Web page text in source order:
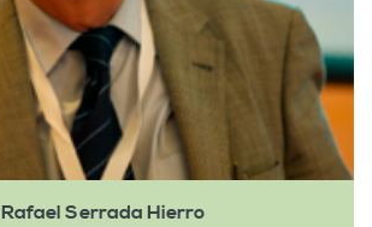
Rafael Serrada Hierro